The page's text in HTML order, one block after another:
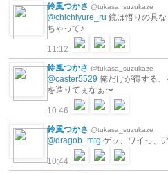
鈴風つかさ @tukasa_suzukaze
@chichiyure_ru 鏡は悟りの具
ちゃって♪
11:12
鈴風つかさ @tukasa_suzukaze
@caster5529 俺だけが得する
を造りてぇなぁ〜
10:46
鈴風つかさ @tukasa_suzukaze
@dragob_mtg ゲッ、ワイっ、
10:44